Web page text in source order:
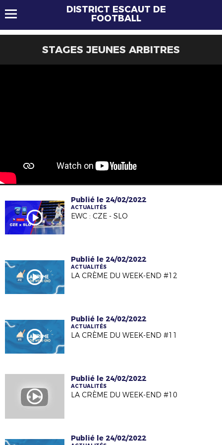
DISTRICT ESCAUT DE
FOOTBALL
STAGES JEUNES ARBITRES
Publié le 24/02/2022
ACTUALITÉS
EWC : CZE - SLO
Publié le 24/02/2022
ACTUALITÉS
LA CRÈME DU WEEK-END #12
Publié le 24/02/2022
ACTUALITÉS
LA CRÈME DU WEEK-END #11
Publié le 24/02/2022
ACTUALITÉS
LA CRÈME DU WEEK-END #10
Publié le 24/02/2022